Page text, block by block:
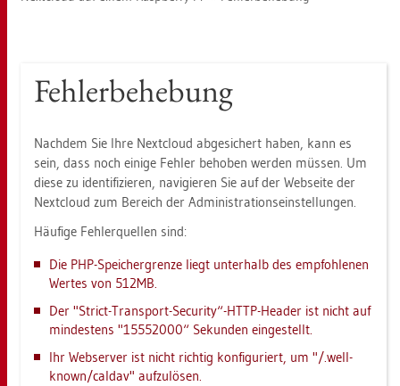
Feh­ler­be­he­bung
Nach­dem Sie Ihre Next­cloud ab­ge­si­chert haben, kann es
sein, dass noch ei­ni­ge Feh­ler be­ho­ben wer­den müs­sen. Um
diese zu iden­ti­fi­zie­ren, na­vi­gie­ren Sie auf der Web­sei­te der
Next­cloud zum Be­reich der Ad­mi­nis­tra­ti­ons­ein­stel­lun­gen.
Häu­fi­ge Feh­ler­quel­len sind:
Die PHP-Spei­cher­gren­ze liegt un­ter­halb des emp­foh­le­nen
Wer­tes von 512MB.
Der "Strict-Trans­port-Se­cu­ri­ty“-HTTP-Hea­der ist nicht auf
min­des­tens "15552000“ Se­kun­den ein­ge­stellt.
Ihr Web­ser­ver ist nicht rich­tig kon­fi­gu­riert, um "/.well-
known/cal­dav" auf­zu­lö­sen.